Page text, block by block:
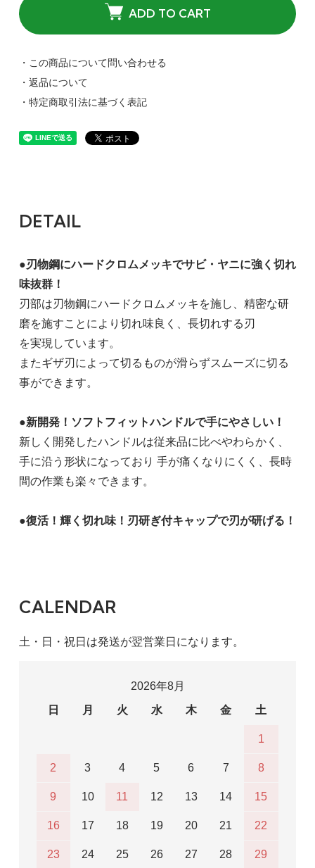
ADD TO CART
・この商品について問い合わせる
・返品について
・特定商取引法に基づく表記
DETAIL
●刃物鋼にハードクロムメッキでサビ・ヤニに強く切れ
味抜群！
刃部は刃物鋼にハードクロムメッキを施し、精密な研
磨を施すことにより切れ味良く、長切れする刃
を実現しています。
またギザ刃によって切るものが滑らずスムーズに切る
事ができます。
●新開発！ソフトフィットハンドルで手にやさしい！
新しく開発したハンドルは従来品に比べやわらかく、
手に沿う形状になっており 手が痛くなりにくく、長時
間の作業も楽々できます。
●復活！輝く切れ味！刃研ぎ付キャップで刃が研げる！
CALENDAR
土・日・祝日は発送が翌営業日になります。
2026年8月
日
月 火 水 木 金 土
1
2 3 4 5 6 7 8
9 10 11 12 13 14 15
16 17 18 19 20 21 22
23 24 25 26 27 28 29